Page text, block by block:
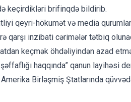
keçirdikləri brifinqdə bildirib.
qeyri-hökumət və media
qarşı inzibati cərimələr tətbiq
keçmək öhdəliyindən azad
haqqında” qanun layihəsi
Birləşmiş Ştatlarında